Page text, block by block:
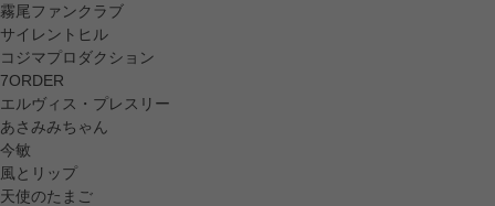
霧尾ファンクラブ
サイレントヒル
コジマプロダクション
7ORDER
エルヴィス・プレスリー
あさみみちゃん
今敏
風とリップ
天使のたまご